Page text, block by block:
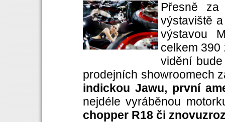
Přesně za
výstaviště
výstavou
celkem 390
vidění
prodejních showroomech
indickou Jawu, první
nejdéle vyráběnou
chopper R18 či